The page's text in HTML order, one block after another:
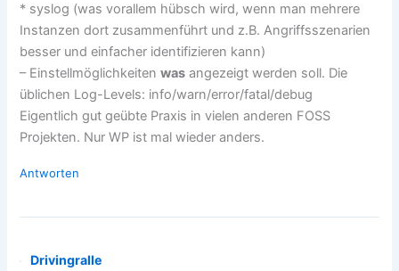
* syslog (was vorallem hübsch wird, wenn man mehrere
Instanzen dort zusammenführt und z.B. Angriffsszenarien
besser und einfacher identifizieren kann)
– Einstellmöglichkeitenwas angezeigt werden soll. Die
üblichen Log-Levels: info/warn/error/fatal/debug
Eigentlich gut geübte Praxis in vielen anderen FOSS
Projekten. Nur WP ist mal wieder anders.
Antworten
Drivingralle